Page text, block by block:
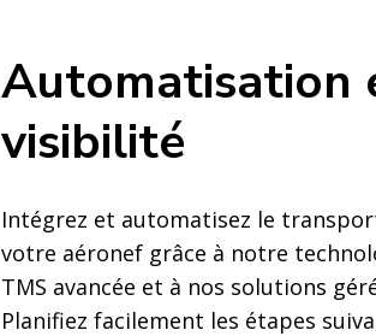
Automatisation
visibilité
Intégrez et automatisez le
votre aéronef grâce à notre
TMS avancée et à nos solutions
Planifiez facilement les étapes